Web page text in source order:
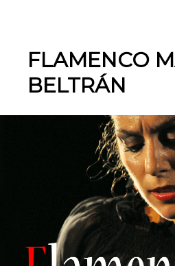
FLAMENCO
BELTRÁN